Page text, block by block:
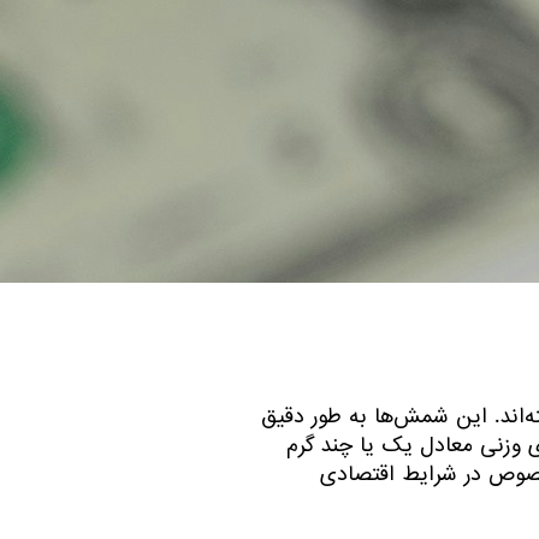
این شمش‌ها به طور دقیق
وزنی معادل یک یا چند گرم
در شرایط اقتصادی